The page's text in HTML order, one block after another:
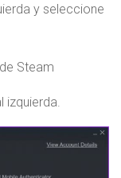
y seleccione
izquierda.